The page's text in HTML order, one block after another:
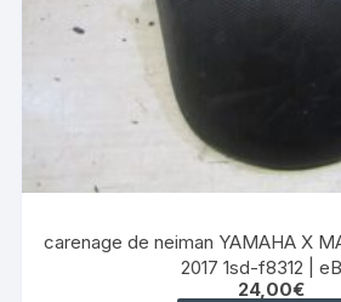
carenage de neiman YAMAHA X
2017
24,00€